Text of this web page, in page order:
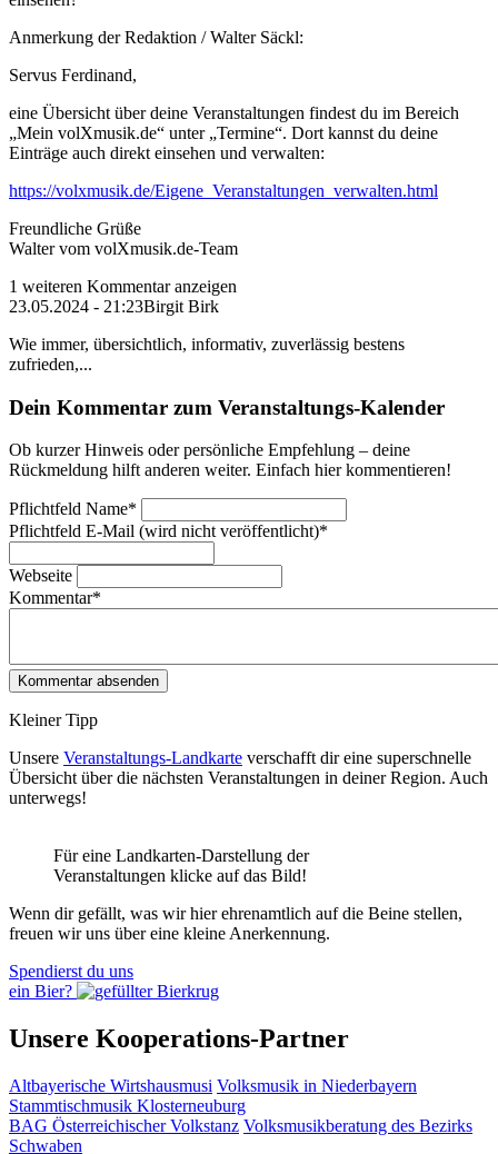
Anmerkung der Redaktion /Walter Säckl:
Servus Ferdinand,
eine Übersicht über deine Veranstaltungen findest du im Bereich
„Mein volXmusik.de“ unter „Termine“. Dort kannst du deine
Einträge auch direkt einsehen und verwalten:
https://volxmusik.de/Eigene_Veranstaltungen_verwalten.html
Freundliche Grüße
Walter vom volXmusik.de-Team
1 weiteren Kommentar anzeigen
23.05.2024 - 21:23Birgit Birk
Wie immer, übersichtlich, informativ, zuverlässig bestens
zufrieden,...
Dein Kommentar zum Veranstaltungs-Kalender
Ob kurzer Hinweis oder persönliche Empfehlung – deine
Rückmeldung hilft anderen weiter. Einfach hier kommentieren!
Pflichtfeld Name*
Pflichtfeld E-Mail (wird nicht veröffentlicht)*
Webseite
Kommentar*
Kleiner Tipp
Unsere Veranstaltungs-Landkarte verschafft dir eine superschnelle
Übersicht über die nächsten Veranstaltungen in deiner Region. Auch
unterwegs!
Für eine Landkarten-Darstellung der
Veranstaltungen klicke auf das Bild!
Wenn dir gefällt, was wir hier ehrenamtlich auf die Beine stellen,
freuen wir uns über eine kleine Anerkennung.
Spendierst du uns
ein Bier?
Unsere Kooperations-Partner
Altbayerische Wirtshausmusi Volksmusik in Niederbayern
Stammtischmusik Klosterneuburg
BAG Österreichischer Volkstanz Volksmusikberatung des Bezirks
Schwaben